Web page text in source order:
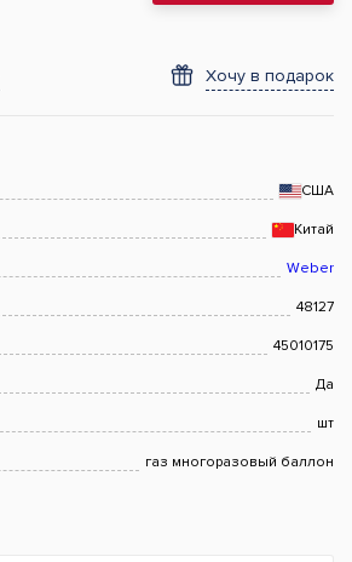
Хочу в подарок
США
Китай
Weber
48127
45010175
Да
шт
газ многоразовый баллон